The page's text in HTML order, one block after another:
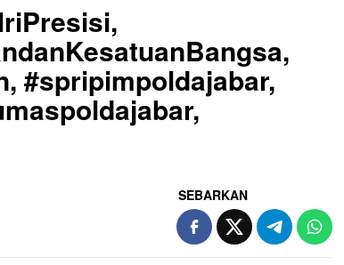
#spripimpoldajabar,
SEBARKAN